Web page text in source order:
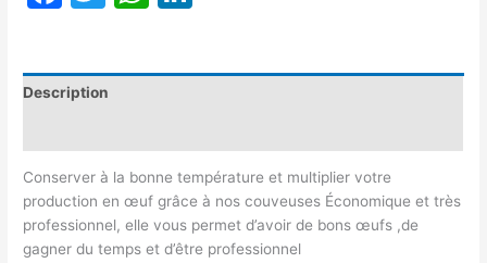
Description
Conserver à la bonne température et multiplier votre
production en œuf grâce à nos couveuses Économique et très
professionnel, elle vous permet d’avoir de bons œufs ,de
gagner du temps et d’être professionnel